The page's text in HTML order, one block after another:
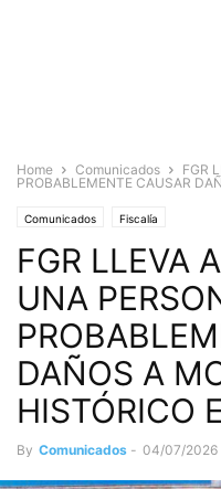
Home Comunicados
FGR
PROBABLEMENTE CAUSAR
Comunicados Fiscalía
FGR LLEVA
UNA
DAÑOS A
HISTÓRICO
By Comunicados - 04/07/2026